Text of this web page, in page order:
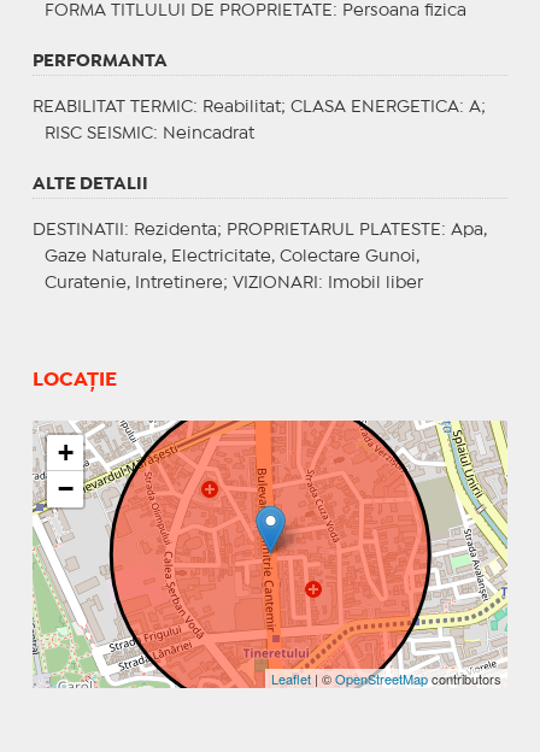
FORMA TITLULUI DE PROPRIETATE : Persoana fizica
PERFORMANTA
REABILITAT TERMIC: Reabilitat; CLASA ENERGETICA: A;
RISC SEISMIC: Neincadrat
ALTE DETALII
DESTINATII : Rezidenta; PROPRIETARUL PLATESTE : Apa,
Gaze Naturale, Electricitate, Colectare Gunoi,
Curatenie, Intretinere; VIZIONARI : Imobil liber
LOCAȚIE
+
−
Leaflet | ©OpenStreetMapcontributors